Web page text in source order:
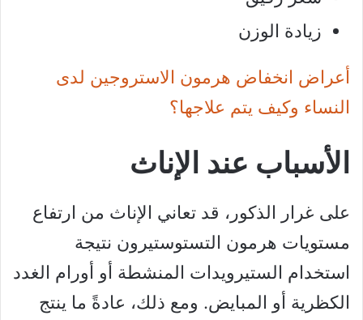
زيادة الوزن
أعراض انخفاض هرمون الاستروجين لدى
النساء وكيف يتم علاجها؟
الأسباب عند الإناث
على غرار الذكور، قد تعاني الإناث من ارتفاع
مستويات هرمون التستوستيرون نتيجة
استخدام الستيرويدات المنشطة أو أورام الغدد
الكظرية أو المبايض. ومع ذلك، عادةً ما ينتج